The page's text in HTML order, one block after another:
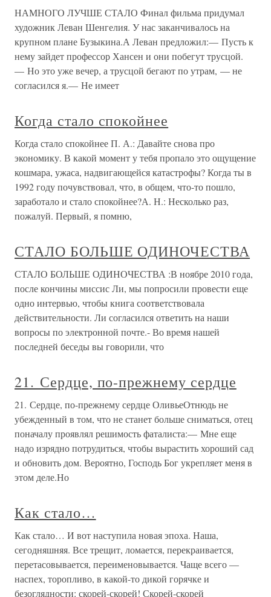
НАМНОГО ЛУЧШЕ СТАЛО Финал фильма придумал
художник Леван Шенгелия. У нас заканчивалось на
крупном плане Бузыкина.А Леван предложил:— Пусть к
нему зайдет профессор Хансен и они побегут трусцой.
— Но это уже вечер, а трусцой бегают по утрам, — не
согласился я.— Не имеет
Когда стало спокойнее
Когда стало спокойнее П. А.: Давайте снова про
экономику. В какой момент у тебя пропало это ощущение
кошмара, ужаса, надвигающейся катастрофы? Когда ты в
1992 году почувствовал, что, в общем, что-то пошло,
заработало и стало спокойнее?А. Н.: Несколько раз,
пожалуй. Первый, я помню,
СТАЛО БОЛЬШЕ ОДИНОЧЕСТВА
СТАЛО БОЛЬШЕ ОДИНОЧЕСТВА :В ноябре 2010 года,
после кончины миссис Ли, мы попросили провести еще
одно интервью, чтобы книга соответствовала
действительности. Ли согласился ответить на наши
вопросы по электронной почте.- Во время нашей
последней беседы вы говорили, что
21. Сердце, по-прежнему сердце
21. Сердце, по-прежнему сердце ОливьеОтнюдь не
убежденный в том, что не станет больше сниматься, отец
поначалу проявлял решимость фаталиста:— Мне еще
надо изрядно потрудиться, чтобы вырастить хороший сад
и обновить дом. Вероятно, Господь Бог укрепляет меня в
этом деле.Но
Как стало…
Как стало… И вот наступила новая эпоха. Наша,
сегодняшняя. Все трещит, ломается, перекраивается,
перетасовывается, переименовывается. Чаще всего —
наспех, торопливо, в какой-то дикой горячке и
безоглядности: скорей-скорей! Скорей-скорей